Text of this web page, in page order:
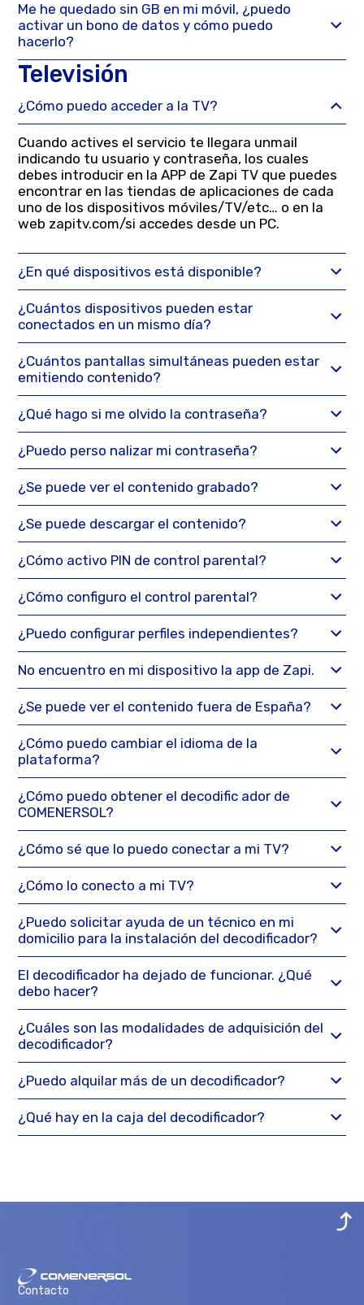
Me he quedado sin GB en mi móvil, ¿puedo
activar un bono de datos y cómo puedo
hacerlo?
Televisión
¿Cómo puedo acceder a la TV?
Cuando actives el servicio te llegara unmail
indicando tu usuario y contraseña, los cuales
debes introducir en la APP de Zapi TV que puedes
encontrar en las tiendas de aplicaciones de cada
uno de los dispositivos móviles/TV/etc… o en la
web zapitv.com/si accedes desde un PC.
¿En qué dispositivos está disponible?
¿Cuántos dispositivos pueden estar
conectados en un mismo día?
¿Cuántos pantallas simultáneas pueden estar
emitiendo contenido?
¿Qué hago si me olvido la contraseña?
¿Puedo perso nalizar mi contraseña?
¿Se puede ver el contenido grabado?
¿Se puede descargar el contenido?
¿Cómo activo PIN de control parental?
¿Cómo configuro el control parental?
¿Puedo configurar perfiles independientes?
No encuentro en mi dispositivo la app de Zapi.
¿Se puede ver el contenido fuera de España?
¿Cómo puedo cambiar el idioma de la
plataforma?
¿Cómo puedo obtener el decodific ador de
COMENERSOL?
¿Cómo sé que lo puedo conectar a mi TV?
¿Cómo lo conecto a mi TV?
¿Puedo solicitar ayuda de un técnico en mi
domicilio para la instalación del decodificador?
El decodificador ha dejado de funcionar. ¿Qué
debo hacer?
¿Cuáles son las modalidades de adquisición del
decodificador?
¿Puedo alquilar más de un decodificador?
¿Qué hay en la caja del decodificador?
Contacto